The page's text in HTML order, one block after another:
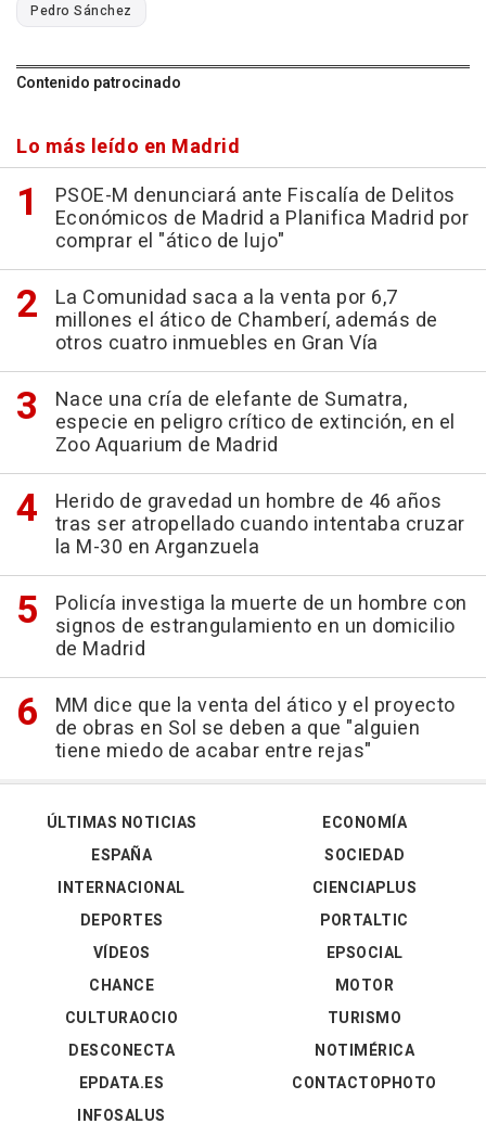
Pedro Sánchez
Contenido patrocinado
Lo más leído en Madrid
PSOE-M denunciará ante Fiscalía de Delitos
Económicos de Madrid a Planifica Madrid por
comprar el "ático de lujo"
La Comunidad saca a la venta por 6,7
millones el ático de Chamberí, además de
otros cuatro inmuebles en Gran Vía
Nace una cría de elefante de Sumatra,
especie en peligro crítico de extinción, en el
Zoo Aquarium de Madrid
Herido de gravedad un hombre de 46 años
tras ser atropellado cuando intentaba cruzar
la M-30 en Arganzuela
Policía investiga la muerte de un hombre con
signos de estrangulamiento en un domicilio
de Madrid
MM dice que la venta del ático y el proyecto
de obras en Sol se deben a que "alguien
tiene miedo de acabar entre rejas"
ÚLTIMAS NOTICIAS
ESPAÑA
INTERNACIONAL
DEPORTES
VÍDEOS
ECONOMÍA
SOCIEDAD
CIENCIAPLUS
PORTALTIC
EPSOCIAL
CHANCE
CULTURAOCIO
DESCONECTA
EPDATA.ES
INFOSALUS
MOTOR
TURISMO
NOTIMÉRICA
CONTACTOPHOTO